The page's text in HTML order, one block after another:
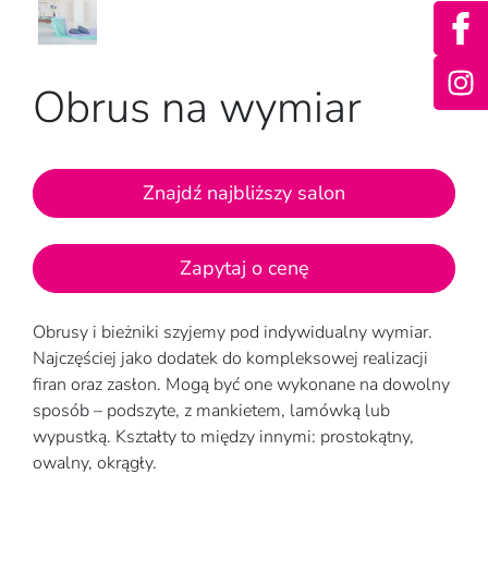
Obrus na wymiar
Znajdź najbliższy salon
Zapytaj o cenę
Obrusy i bieżniki szyjemy pod indywidualny wymiar.
Najczęściej jako dodatek do kompleksowej realizacji
firan oraz zasłon. Mogą być one wykonane na dowolny
sposób – podszyte, z mankietem, lamówką lub
wypustką. Kształty to między innymi: prostokątny,
owalny, okrągły.